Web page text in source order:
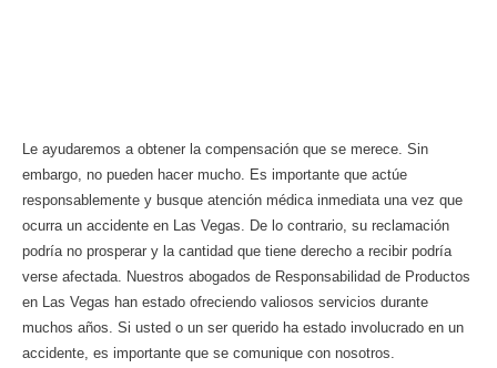
Le ayudaremos a obtener la compensación que se merece. Sin
embargo, no pueden hacer mucho. Es importante que actúe
responsablemente y busque atención médica inmediata una vez que
ocurra un accidente en Las Vegas. De lo contrario, su reclamación
podría no prosperar y la cantidad que tiene derecho a recibir podría
verse afectada. Nuestros abogados de Responsabilidad de Productos
en Las Vegas han estado ofreciendo valiosos servicios durante
muchos años. Si usted o un ser querido ha estado involucrado en un
accidente, es importante que se comunique con nosotros.